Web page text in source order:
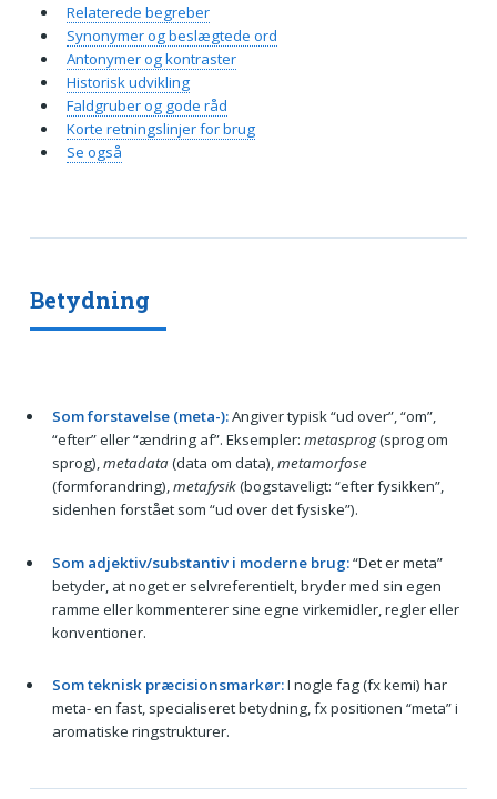
Betydning
Som forstavelse (meta-):Angiver typisk “ud over”, “om”,
“efter” eller “ændring af”. Eksempler: metasprog(sprog om
sprog),metadata(data om data),metamorfose
(formforandring),metafysik(bogstaveligt: “efter fysikken”,
sidenhen forstået som “ud over det fysiske”).
Som adjektiv/substantiv i moderne brug:“Det er meta”
betyder, at noget er selvreferentielt, bryder med sin egen
ramme eller kommenterer sine egne virkemidler, regler eller
konventioner.
Som teknisk præcisionsmarkør:I nogle fag (fx kemi) har
meta- en fast, specialiseret betydning, fx positionen “meta” i
aromatiske ringstrukturer.
Relaterede begreber
Synonymer og beslægtede ord
Antonymer og kontraster
Historisk udvikling
Faldgruber og gode råd
Korte retningslinjer for brug
Se også